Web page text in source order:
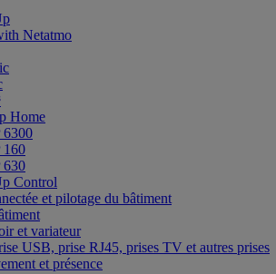
Netatmo
Home
160
630
Control
et pilotage du bâtiment
et variateur
USB, prise RJ45, prises TV et autres prises
et présence